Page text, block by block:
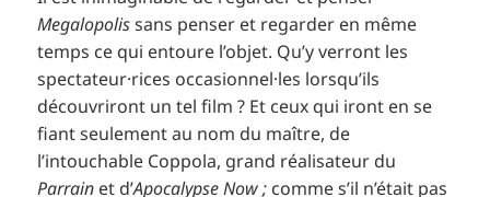
Megalopolissans penser et regarder en même
temps ce qui entoure l’objet. Qu’y verront les
spectateur·rices occasionnel·les lorsqu’ils
découvriront un tel film ? Et ceux qui iront en se
fiant seulement au nom du maître, de
l’intouchable Coppola, grand réalisateur du
Parrain et d’Apocalypse Now ; comme s’il n’était pas